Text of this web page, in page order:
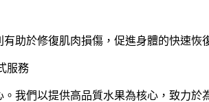
助於修復肌肉損傷，促進身體的快速恢
我們以提供高品質水果為核心，致力